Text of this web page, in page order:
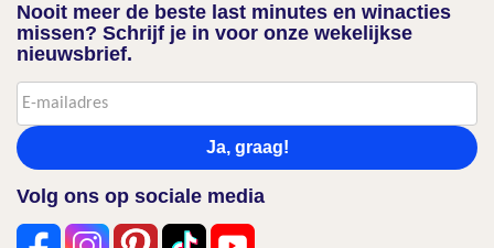
Nooit meer de beste last minutes en winacties
missen? Schrijf je in voor onze wekelijkse
nieuwsbrief.
Ja, graag!
Volg ons op sociale media